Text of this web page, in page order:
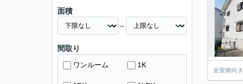
全室南向
面積
～
間取り
ワンルーム 1K